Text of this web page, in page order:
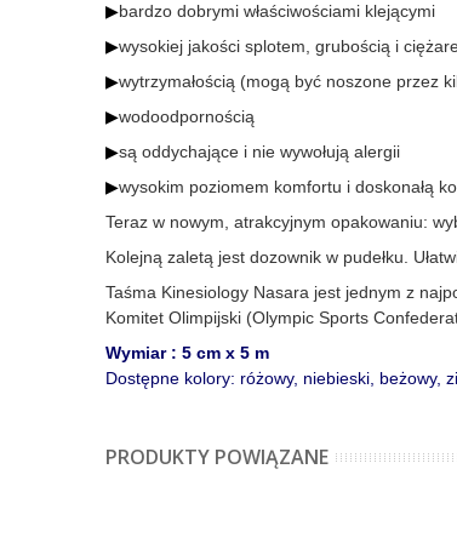
▶bardzo dobrymi właściwościami klejącymi
▶wysokiej jakości splotem, grubością i
▶wytrzymałością (mogą być noszone przez
▶wodoodpornością
▶są oddychające i nie wywołują alergii
▶wysokim poziomem komfortu i doskonałą
Teraz w nowym, atrakcyjnym opakowaniu:
Kolejną zaletą jest dozownik w pudełku.
Taśma Kinesiology Nasara jest jednym z
Komitet Olimpijski (Olympic Sports
Wymiar : 5 cm x 5 m
Dostępne kolory: różowy, niebieski, beżowy,
PRODUKTY POWIĄZANE